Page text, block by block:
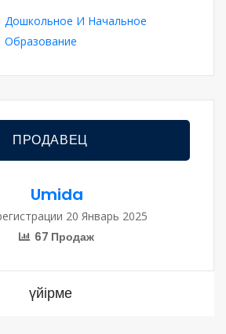
Дошкольное И Начальное
Образование
ПРОДАВЕЦ
Umida
20 Январь 2025
67 Продаж
үйірме